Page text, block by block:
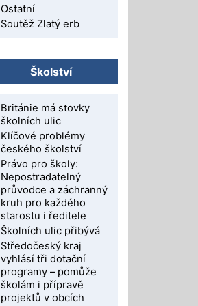
Ostatní
Soutěž Zlatý erb
Školství
Británie má stovky
školních ulic
Klíčové problémy
českého školství
Právo pro školy:
Nepostradatelný
průvodce a záchranný
kruh pro každého
starostu i ředitele
Školních ulic přibývá
Středočeský kraj
vyhlásí tři dotační
programy – pomůže
školám i přípravě
projektů v obcích